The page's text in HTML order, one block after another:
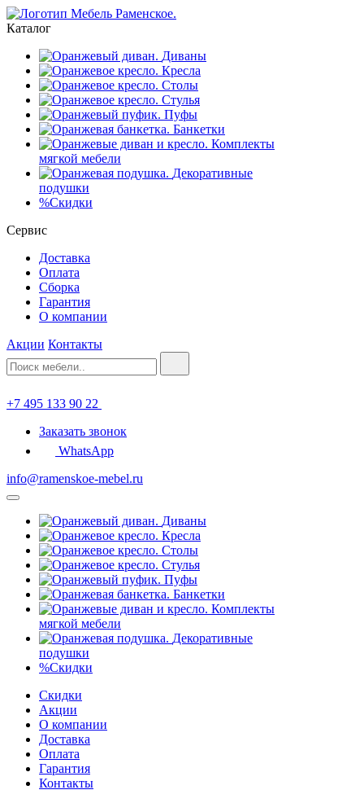
Каталог
Диваны
Кресла
Столы
Стулья
Пуфы
Банкетки
Комплекты
мягкой мебели
Декоративные
подушки
%Скидки
Сервис
Доставка
Оплата
Сборка
Гарантия
О компании
Акции Контакты
+7 495 133 90 22
Заказать звонок
WhatsApp
info@ramenskoe-mebel.ru
Диваны
Кресла
Столы
Стулья
Пуфы
Банкетки
Комплекты
мягкой мебели
Декоративные
подушки
%Скидки
Скидки
Акции
О компании
Доставка
Оплата
Гарантия
Контакты